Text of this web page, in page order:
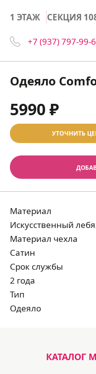
1 ЭТАЖ СЕКЦИЯ
+7 (937) 797-99-
Одеяло
5990 ₽
УТОЧНИТЬ
Материал
Искусственный
Материал чехла
Сатин
Срок службы
2 года
Тип
Одеяло
КАТАЛОГ